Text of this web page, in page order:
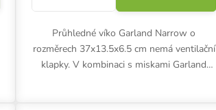
Průhledné víko Garland Narrow o
rozměrech 37x13.5x6.5 cm nemá ventilační
klapky. V kombinaci s miskami Garland